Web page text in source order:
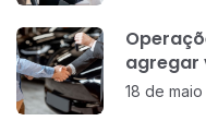
agregar
18 de